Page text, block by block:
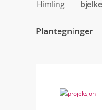
Himling
Plantegninger